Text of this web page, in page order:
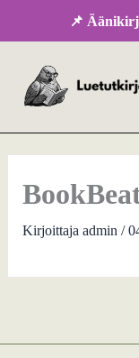
📌
Kirjoittaja admin /